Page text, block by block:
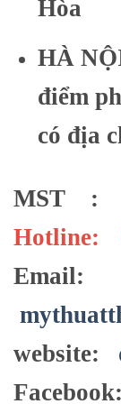
Hòa
HÀ
điểm
có địa
MST :
Hotline:
Email:
website:
Facebook: